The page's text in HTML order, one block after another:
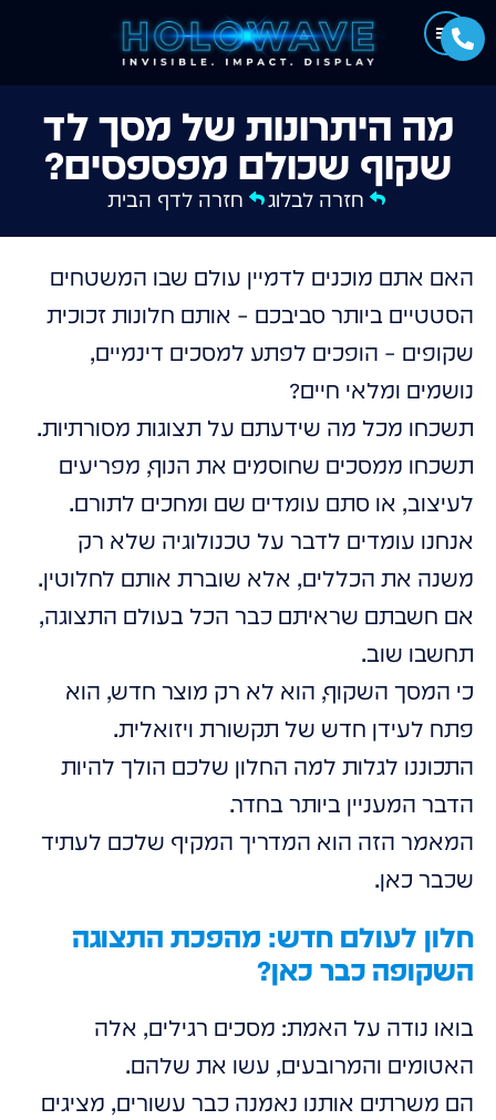
מה היתרונות של מסך לד
שקוף שכולם מפספסים?
חזרה לבלוג חזרה לדף הבית
האם אתם מוכנים לדמיין עולם שבו המשטחים
הסטטיים ביותר סביבכם – אותם חלונות זכוכית
שקופים – הופכים לפתע למסכים דינמיים,
נושמים ומלאי חיים?
תשכחו מכל מה שידעתם על תצוגות מסורתיות.
תשכחו ממסכים שחוסמים את הנוף, מפריעים
לעיצוב, או סתם עומדים שם ומחכים לתורם.
אנחנו עומדים לדבר על טכנולוגיה שלא רק
משנה את הכללים, אלא שוברת אותם לחלוטין.
אם חשבתם שראיתם כבר הכל בעולם התצוגה,
תחשבו שוב.
כי המסך השקוף, הוא לא רק מוצר חדש, הוא
פתח לעידן חדש של תקשורת ויזואלית.
התכוננו לגלות למה החלון שלכם הולך להיות
הדבר המעניין ביותר בחדר.
המאמר הזה הוא המדריך המקיף שלכם לעתיד
שכבר כאן.
חלון לעולם חדש: מהפכת התצוגה
השקופה כבר כאן?
בואו נודה על האמת: מסכים רגילים, אלה
האטומים והמרובעים, עשו את שלהם.
הם משרתים אותנו נאמנה כבר עשורים, מציגים